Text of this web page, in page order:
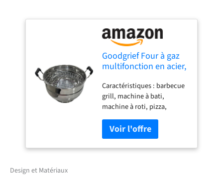
Goodgrief Four à gaz
multifonction en acier,
barbecue, bati, pizza,
cuisinière Dal Bati,
machine à roti en acier
Caractéristiques : barbecue
grill, machine à bati,
machine à roti, pizza,
tandoor, four de cuisson
Très populaire, sûr à utiliser
et facile à nettoyer, durable
Économe en énergie, utilise
Design et Matériaux